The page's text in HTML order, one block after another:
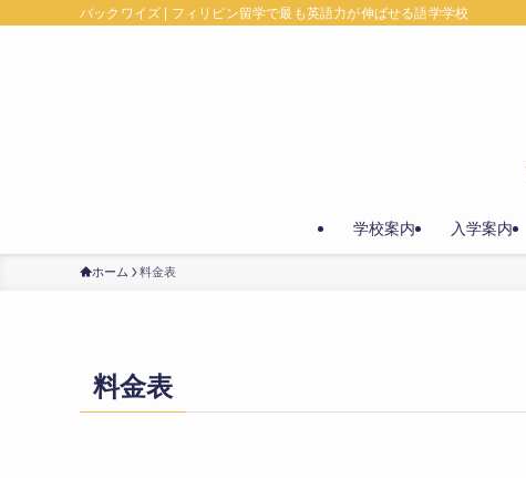
バックワイズ | フィリピン留学で最も英語力が伸ばせる語学学校
学校案内 入学案内
ホーム 料金表
料金表